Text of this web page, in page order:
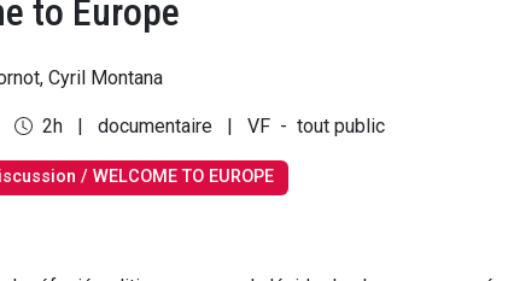
to Europe
Cyril Montana
2h | documentaire | VF - tout public
/ WELCOME TO EUROPE